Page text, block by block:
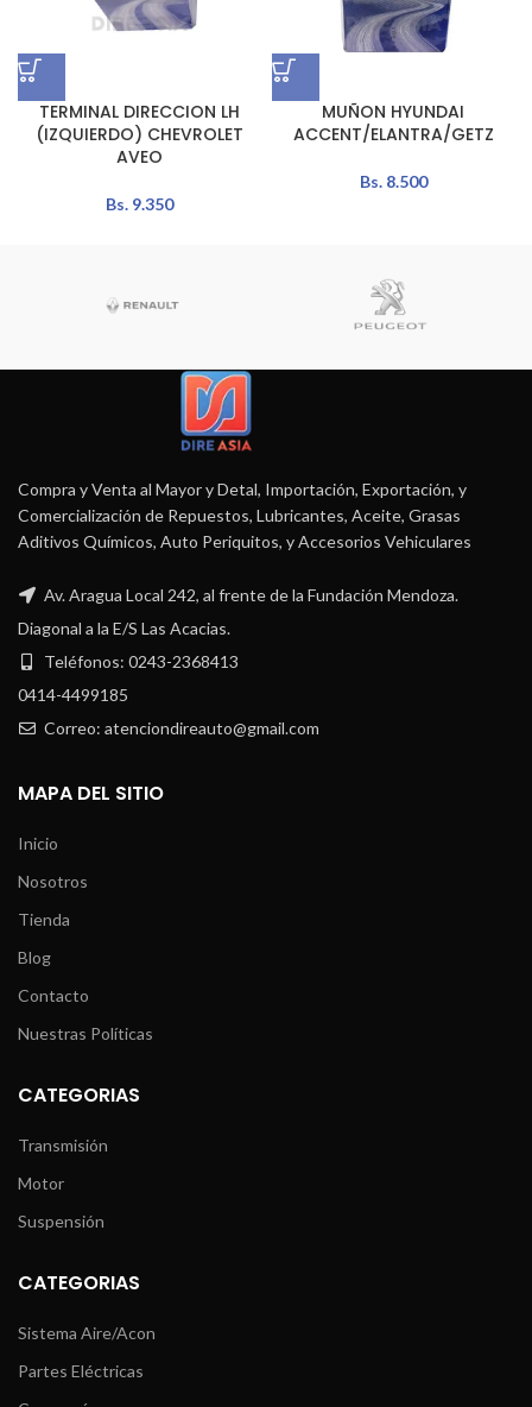
TERMINAL DIRECCION LH
(IZQUIERDO) CHEVROLET
AVEO
Bs.9.350
MUÑON HYUNDAI
ACCENT/ELANTRA/GETZ
Bs.8.500
Compra y Venta al Mayor y Detal, Importación, Exportación, y
Comercialización de Repuestos, Lubricantes, Aceite, Grasas
Aditivos Químicos, Auto Periquitos, y Accesorios Vehiculares
Av. Aragua Local 242, al frente de la Fundación Mendoza.
Diagonal a la E/S Las Acacias.
Teléfonos: 0243-2368413
0414-4499185
Correo: atenciondireauto@gmail.com
MAPA DEL SITIO
Inicio
Nosotros
Tienda
Blog
Contacto
Nuestras Políticas
CATEGORIAS
Transmisión
Motor
Suspensión
CATEGORIAS
Sistema Aire/Acon
Partes Eléctricas